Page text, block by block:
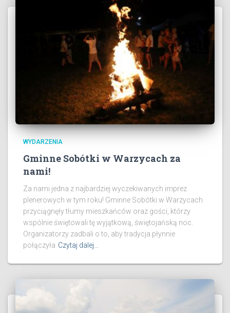
WYDARZENIA
Gminne Sobótki w Warzycach za
nami!
Za nami jedna z najbardziej wyczekiwanych imprez
plenerowych w tym roku! Gminne Sobótki w Warzycach
przyciągnęły tłumy mieszkańców oraz gości, którzy
wspólnie świętowali tę wyjątkową, świętojańską noc.
Organizatorzy zadbali o to, aby tradycja płynnie
połączyła Czytaj dalej…